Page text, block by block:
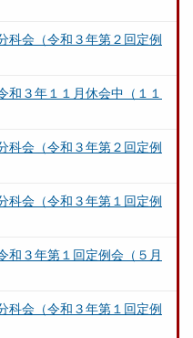
会（令和３年第２回定例
３年１１月休会中（１１
会（令和３年第２回定例
会（令和３年第１回定例
３年第１回定例会（５月
会（令和３年第１回定例